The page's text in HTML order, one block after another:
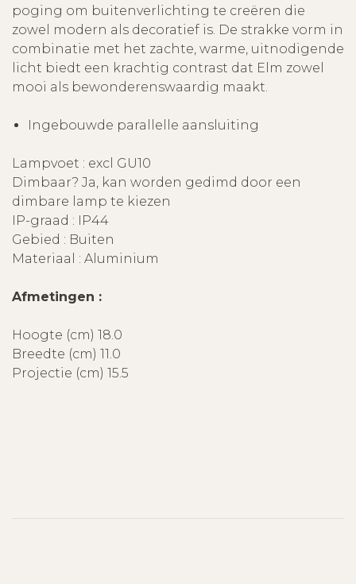
poging om buitenverlichting te creëren die
zowel modern als decoratief is. De strakke vorm in
combinatie met het zachte, warme, uitnodigende
licht biedt een krachtig contrast dat Elm zowel
mooi als bewonderenswaardig maakt.
Ingebouwde parallelle aansluiting
Lampvoet : excl GU10
Dimbaar? Ja, kan worden gedimd door een
dimbare lamp te kiezen
IP-graad : IP44
Gebied : Buiten
Materiaal : Aluminium
Afmetingen :
Hoogte (cm) 18.0
Breedte (cm) 11.0
Projectie (cm) 15.5